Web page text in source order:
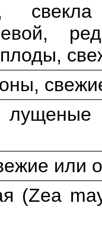
свекла
лущеные
или
(Zea